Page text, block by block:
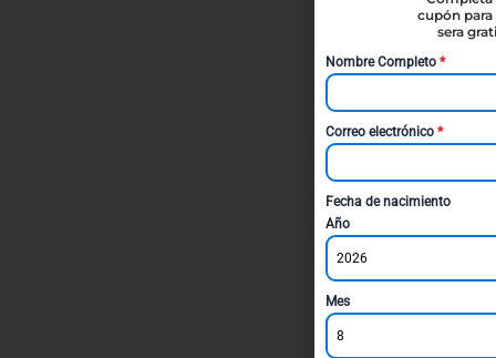
cupón para
sera
Nombre Completo *
Correo electrónico *
Fecha de nacimiento
Año
2026
Mes
8